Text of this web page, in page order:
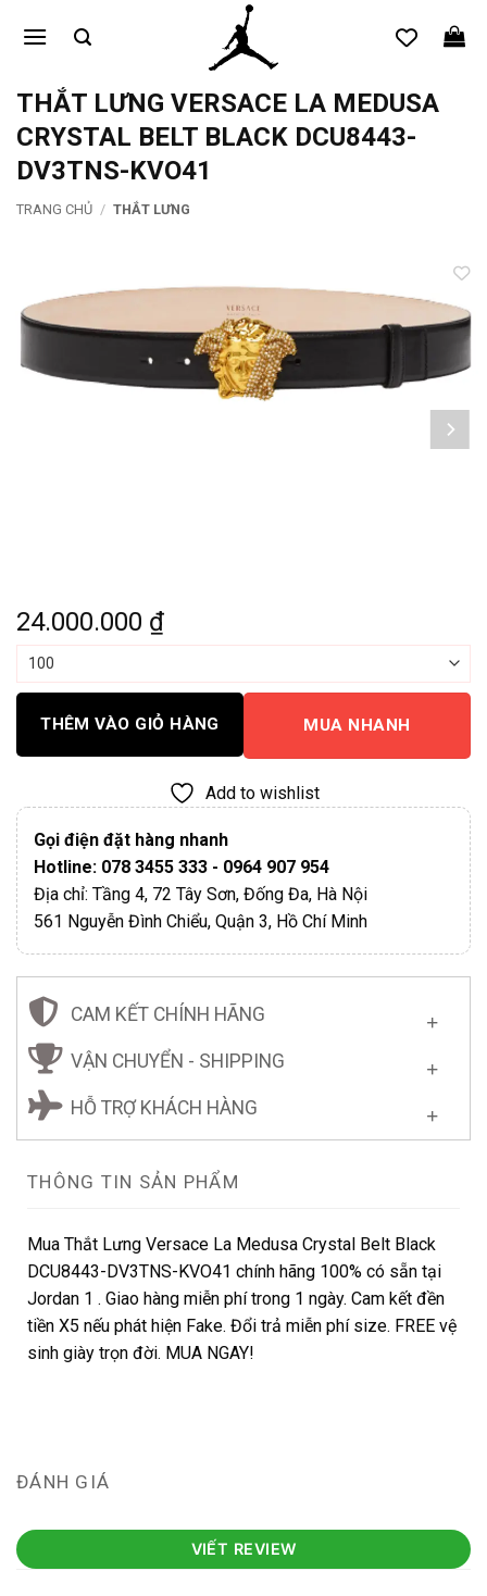
qua
dungTHẮT LƯNG VERSACE LA MEDUSA
CRYSTAL BELT BLACK DCU8443-
DV3TNS-KVO41
TRANG CHỦ / THẮT LƯNG
Add to
wishlist
24.000.000 ₫
THÊM VÀO GIỎ HÀNG MUA NHANH
Add to wishlist
Gọi điện đặt hàng nhanh
Hotline: 078 3455 333 - 0964 907 954
Địa chỉ: Tầng 4, 72 Tây Sơn, Đống Đa, Hà Nội
561 Nguyễn Đình Chiểu, Quận 3, Hồ Chí Minh
CAM KẾT CHÍNH HÃNG
VẬN CHUYỂN - SHIPPING
HỖ TRỢ KHÁCH HÀNG
THÔNG TIN SẢN PHẨM
Mua Thắt Lưng Versace La Medusa Crystal Belt Black
DCU8443-DV3TNS-KVO41 chính hãng 100% có sẵn tại
Jordan 1 . Giao hàng miễn phí trong 1 ngày. Cam kết đền
tiền X5 nếu phát hiện Fake. Đổi trả miễn phí size. FREE vệ
sinh giày trọn đời. MUA NGAY!
ĐÁNH GIÁ
VIẾT REVIEW